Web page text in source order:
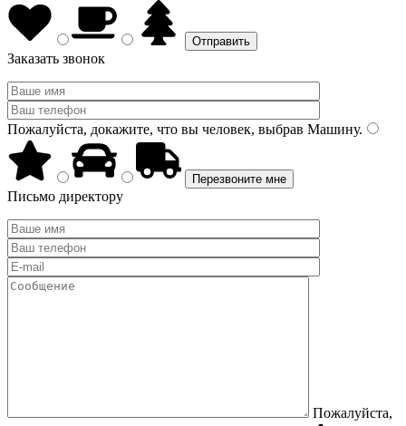
Заказать звонок
Пожалуйста, докажите, что вы человек, выбрав Машину.
Письмо директору
Пожалуйста,